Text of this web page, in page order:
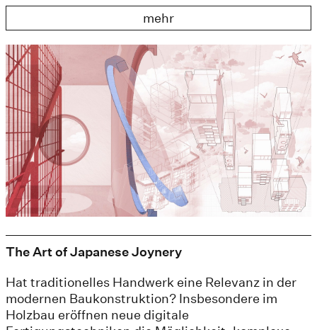
mehr
The Art of Japanese Joynery
Hat traditionelles Handwerk eine Relevanz in der
modernen Baukonstruktion? Insbesondere im
Holzbau eröffnen neue digitale